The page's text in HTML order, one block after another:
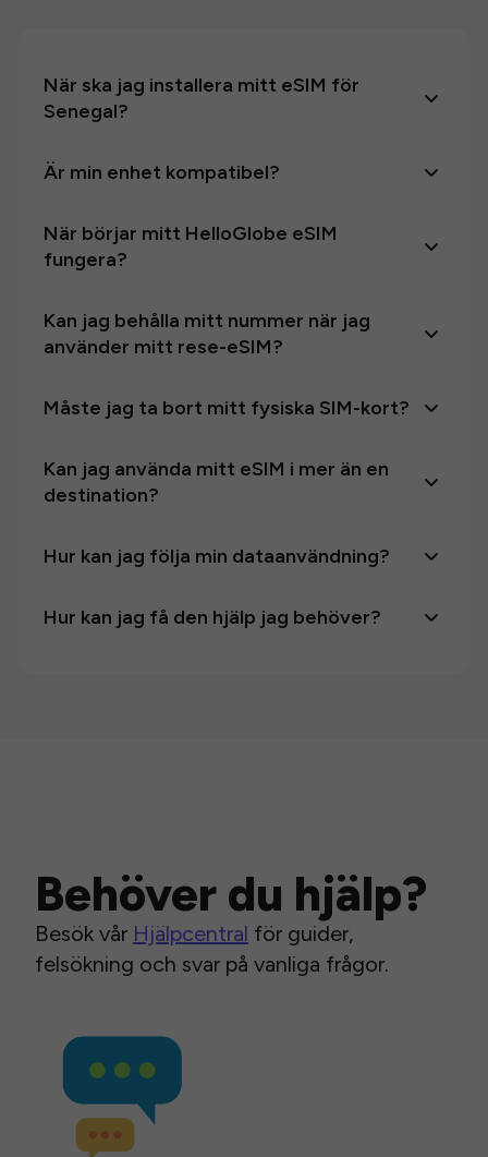
När ska jag installera mitt eSIM för
Senegal?
Är min enhet kompatibel?
När börjar mitt HelloGlobe eSIM
fungera?
Kan jag behålla mitt nummer när jag
använder mitt rese-eSIM?
Måste jag ta bort mitt fysiska SIM-kort?
Kan jag använda mitt eSIM i mer än en
destination?
Hur kan jag följa min dataanvändning?
Hur kan jag få den hjälp jag behöver?
Behöver du hjälp?
Besök vår Hjälpcentral för guider,
felsökning och svar på vanliga frågor.